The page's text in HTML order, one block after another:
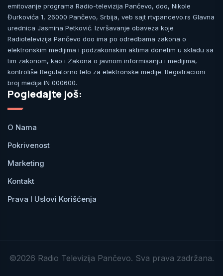
emitovanje programa Radio-televizija Pančevo, doo, Nikole
Đurkovića 1, 26000 Pančevo, Srbija, veb sajt rtvpancevo.rs Glavna
urednica Jasmina Petković. Izvršavanje obaveza koje
Radiotelevizija Pančevo doo ima po odredbama zakona o
elektronskim medijima i podzakonskim aktima donetim u skladu sa
tim zakonom, kao i Zakona o javnom informisanju i medijima,
kontroliše Regulatorno telo za elektronske medije. Registracioni
broj medija IN 000600.
Pogledajte još:
O Nama
Pokrivenost
Marketing
Kontakt
Prava I Uslovi Korišćenja
©2026 Radio Televizija Pančevo. Sva prava zadržana.